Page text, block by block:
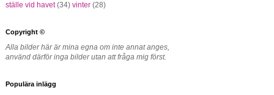
ställe vid havet (34) vinter (28)
Copyright ©
Alla bilder här är mina egna om inte annat anges,
använd därför inga bilder utan att fråga mig först.
Populära inlägg